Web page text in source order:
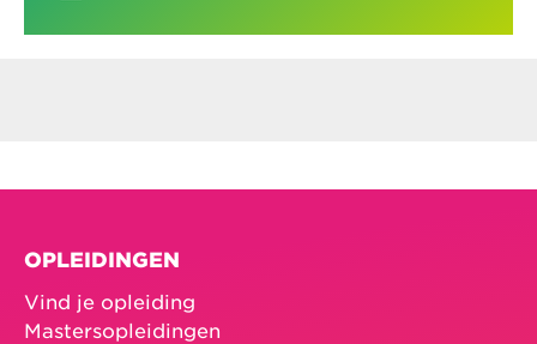
OPLEIDINGEN
Vind je opleiding
Mastersopleidingen